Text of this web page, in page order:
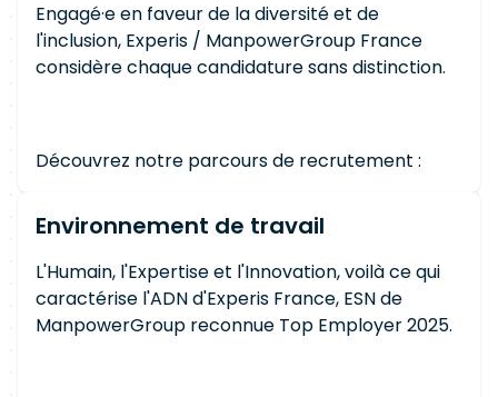
Engagé·e en faveur de la diversité et de
l'inclusion, Experis / ManpowerGroup France
considère chaque candidature sans distinction.
Découvrez notre parcours de recrutement :
Environnement de travail
L'Humain, l'Expertise et l'Innovation, voilà ce qui
caractérise l'ADN d'Experis France, ESN de
ManpowerGroup reconnue Top Employer 2025.